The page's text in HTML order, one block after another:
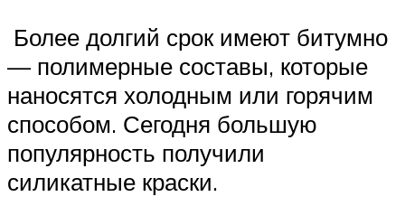
Более долгий срок имеют битумно
— полимерные составы, которые
наносятся холодным или горячим
способом. Сегодня большую
популярность получили
силикатные краски.